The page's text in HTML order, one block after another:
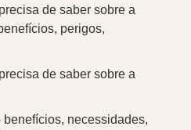
de saber sobre a
perigos,
de saber sobre a
benefícios, necessidades,